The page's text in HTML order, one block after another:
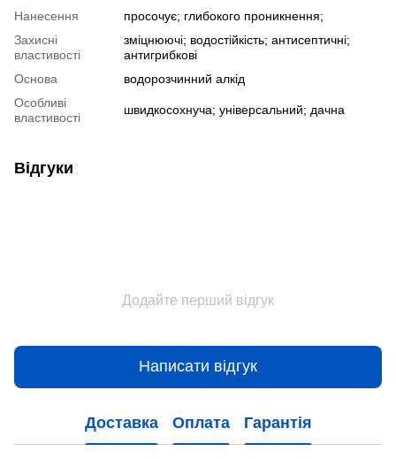
Нанесення
просочує; глибокого проникнення;
Захисні
властивості
зміцнюючі; водостійкість; антисептичні;
антигрибкові
Основа
водорозчинний алкід
Особливі
властивості
швидкосохнуча; універсальний; дачна
Відгуки
Додайте перший відгук
Написати відгук
Доставка Оплата Гарантія